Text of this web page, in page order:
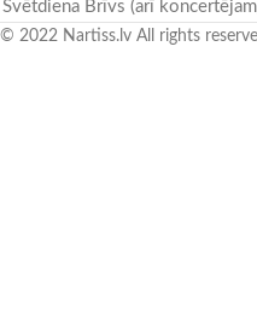
Svētdiena Brīvs (arī
© 2022 Nartiss.lv All rights